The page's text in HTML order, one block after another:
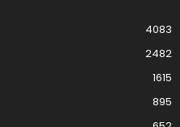
4083
2482
1615
895